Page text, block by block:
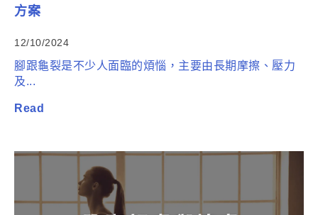
方案
12/10/2024
腳跟龜裂是不少人面臨的煩惱，主要由長期摩擦、壓力
及...
Read